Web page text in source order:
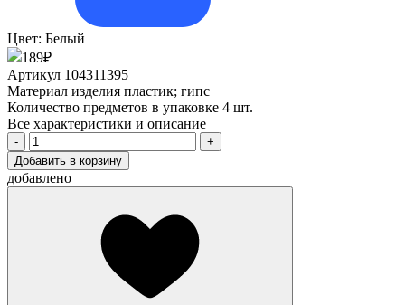
Цвет: Белый
Артикул 104311395
Материал изделия пластик; гипс
Количество предметов в упаковке 4 шт.
Все характеристики и описание
Добавить в корзину
добавлено